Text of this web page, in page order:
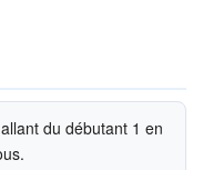
du débutant 1 en